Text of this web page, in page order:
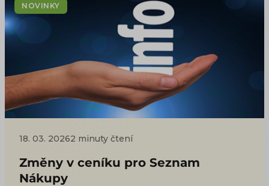
NOVINKY
18. 03. 20262 minuty čtení
Změny v ceníku pro Seznam
Nákupy